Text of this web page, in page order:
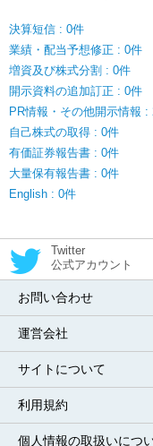
決算短信 : 0件
業績・配当予想修正 : 0件
増資及び株式分割 : 0件
開示資料の追加訂正 : 0件
PR情報・その他開示情報 :
自己株式の取得 : 0件
有価証券報告書 : 0件
大量保有報告書 : 0件
English : 0件
Twitter
公式アカウント
お問い合わせ
運営会社
サイトについて
利用規約
個人情報の取扱いにつ